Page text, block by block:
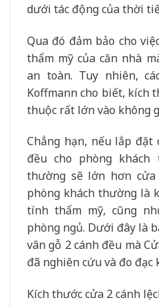
dưới tác động của thời
Qua đó đảm bảo cho
thẩm mỹ của căn nhà
an toàn. Tuy nhiên,
Koffmann cho biết, kích
thuộc rất lớn vào không
Chẳng hạn, nếu lắp đặt
đều cho phòng
thường sẽ lớn hơn cửa
phòng khách thường là
tính thẩm mỹ, cũng
phòng ngủ. Dưới đây là
vân gỗ 2 cánh đều mà
đã nghiên cứu và đo đạc
Kích thước cửa 2 cánh